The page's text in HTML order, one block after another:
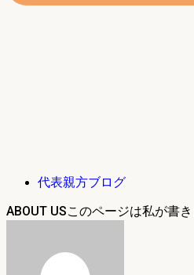
代表親方ブログ
ABOUT US